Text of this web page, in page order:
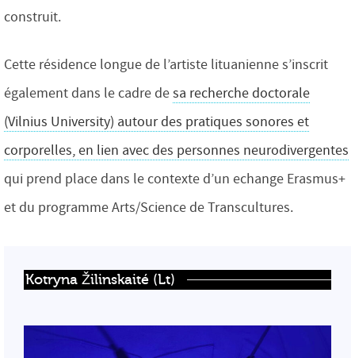
construit.
Cette résidence longue de l’artiste lituanienne s’inscrit
également dans le cadre desa recherche doctorale
(Vilnius University) autour des pratiques sonores et
corporelles, en lien avec des personnes neurodivergentes
qui prend place dans le contexte d’un echange Erasmus+
et du programme Arts/Science de Transcultures.
Kotryna Žilinskaité (Lt)